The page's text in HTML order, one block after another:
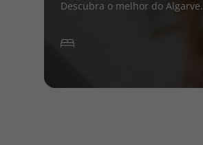
Descubra o melhor do Algarve.